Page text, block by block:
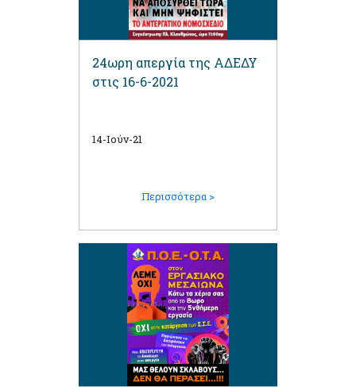
24ωρη απεργία της ΑΔΕΔΥ
στις 16-6-2021
14-Ιούν-21
Περισσότερα >